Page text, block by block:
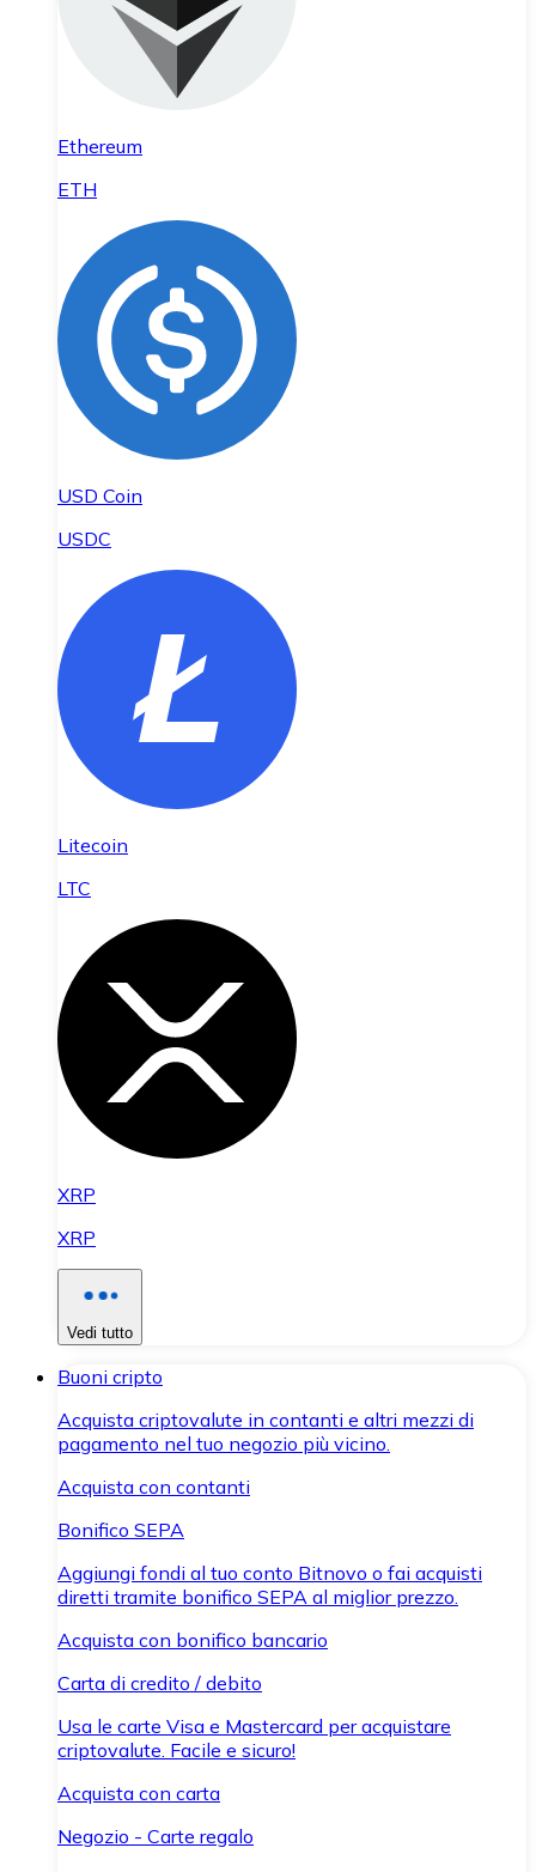
Ethereum
ETH
USD Coin
USDC
Litecoin
LTC
XRP
XRP
Vedi tutto
Buoni cripto
Acquista criptovalute in contanti e altri mezzi di
pagamento nel tuo negozio più vicino.
Acquista con contanti
Bonifico SEPA
Aggiungi fondi al tuo conto Bitnovo o fai acquisti
diretti tramite bonifico SEPA al miglior prezzo.
Acquista con bonifico bancario
Carta di credito / debito
Usa le carte Visa e Mastercard per acquistare
criptovalute. Facile e sicuro!
Acquista con carta
Negozio - Carte regalo